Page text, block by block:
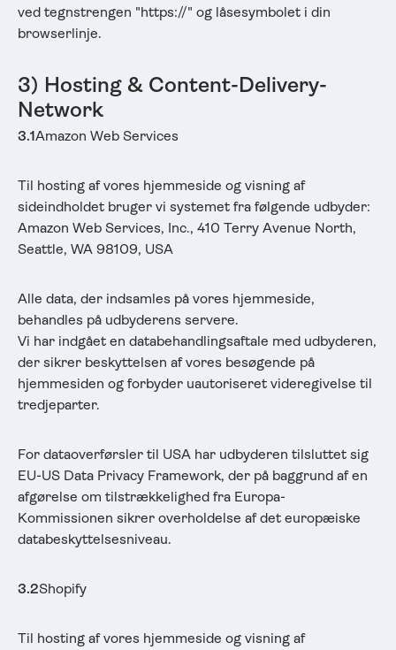
ved tegnstrengen "https://" og låsesymbolet i din
browserlinje.
3) Hosting & Content-Delivery-
Network
3.1Amazon Web Services
Til hosting af vores hjemmeside og visning af
sideindholdet bruger vi systemet fra følgende udbyder:
Amazon Web Services, Inc., 410 Terry Avenue North,
Seattle, WA 98109, USA
Alle data, der indsamles på vores hjemmeside,
behandles på udbyderens servere.
Vi har indgået en databehandlingsaftale med udbyderen,
der sikrer beskyttelsen af vores besøgende på
hjemmesiden og forbyder uautoriseret videregivelse til
tredjeparter.
For dataoverførsler til USA har udbyderen tilsluttet sig
EU-US Data Privacy Framework, der på baggrund af en
afgørelse om tilstrækkelighed fra Europa-
Kommissionen sikrer overholdelse af det europæiske
databeskyttelsesniveau.
3.2Shopify
Til hosting af vores hjemmeside og visning af